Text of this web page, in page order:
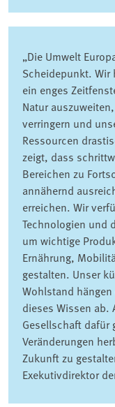
„Die Umwelt
Scheidepunkt. Wir
ein enges
Natur
verringern und
Ressourcen
zeigt, dass
Bereichen zu
annähernd
erreichen. Wir
Technologien und
um wichtige
Ernährung,
gestalten. Unser
Wohlstand
dieses Wissen ab.
Gesellschaft dafür
Veränderungen
Zukunft zu
Exekutivdirektor